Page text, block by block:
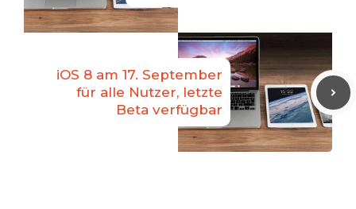
iOS 8 am 17. September
für alle Nutzer, letzte
Beta verfügbar